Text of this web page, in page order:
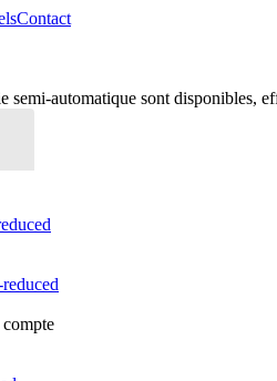
Contact
semi-automatique sont disponibles,